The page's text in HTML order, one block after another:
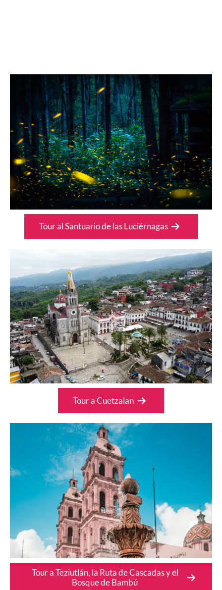
Tour al Santuario de las Luciérnagas
Tour a Cuetzalan
Tour a Teziutlán, la Ruta de Cascadas y el
Bosque de Bambú